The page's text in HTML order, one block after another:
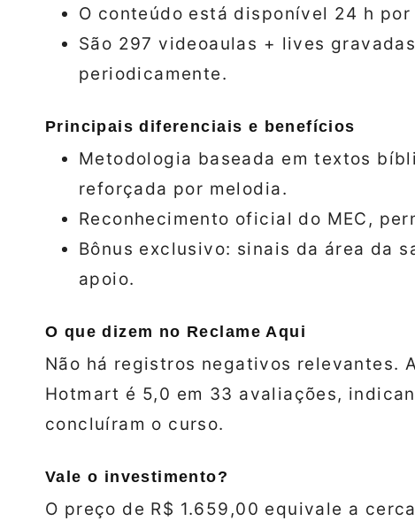
O conteúdo está disponível 24 h
São 297 videoaulas + lives
periodicamente.
Principais diferenciais e benefícios
Metodologia baseada em textos
reforçada por melodia.
Reconhecimento oficial do MEC,
Bônus exclusivo: sinais da área da
apoio.
O que dizem no Reclame Aqui
Não há registros negativos relevantes.
Hotmart é 5,0 em 33 avaliações,
concluíram o curso.
Vale o investimento?
O preço de R$ 1.659,00 equivale a